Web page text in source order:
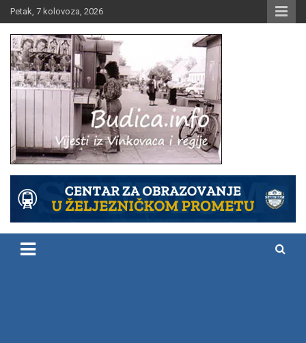
Skip
to
content
Petak, 7 kolovoza, 2026
Budica.info